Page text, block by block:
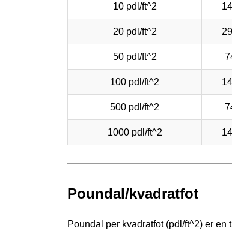
10 pdl/ft^2
20 pdl/ft^2
50 pdl/ft^2
100 pdl/ft^2
500 pdl/ft^2
1000 pdl/ft^2
Poundal/kvadratfot
Poundal per kvadratfot (pdl/ft^2) er